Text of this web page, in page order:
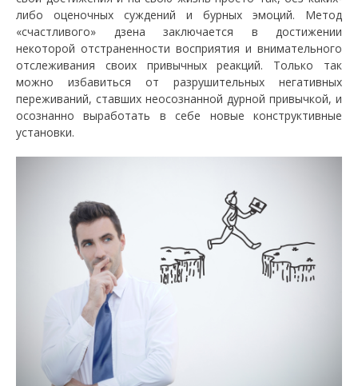
либо оценочных суждений и бурных эмоций. Метод
«счастливого» дзена заключается в достижении
некоторой отстраненности восприятия и внимательного
отслеживания своих привычных реакций. Только так
можно избавиться от разрушительных негативных
переживаний, ставших неосознанной дурной привычкой, и
осознанно выработать в себе новые конструктивные
установки.